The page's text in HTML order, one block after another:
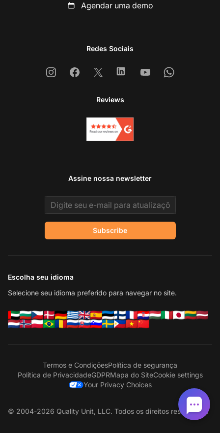
Agendar uma demo
Redes Sociais
InstagramFacebook
X LinkedinYoutubeWhatsapp
Reviews
Assine nossa newsletter
Email address
Subscribe
Escolha seu idioma
Selecione seu idioma preferido para navegar no site.
Termos e CondiçõesPolítica de segurança
Política de PrivacidadeGDPRMapa do SiteCookie settings
Your Privacy Choices
© 2004-2026 Quality Unit, LLC. Todos os direitos reservados.